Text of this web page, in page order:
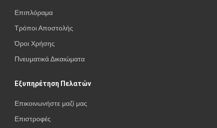
Επιπλόραμα
Τρόποι Αποστολής
Όροι Χρήσης
Πνευματικά Δικαιώματα
Εξυπηρέτηση Πελατών
Επικοινωνήστε μαζί μας
Επιστροφές